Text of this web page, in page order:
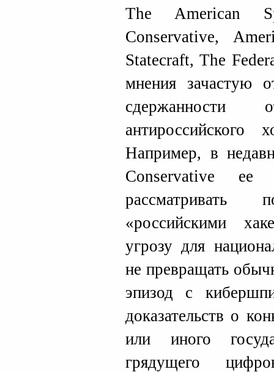
The American
Conservative,
Statecraft, The
мнения зачастую
Например, в
Conservative
«российскими
угрозу для
не превращать
эпизод с
доказательств о
или иного
грядущего